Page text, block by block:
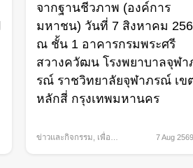
จากฐานชีวภาพ (องค์การ
มหาชน) วันที่ 7 สิงหาคม
ณ ชั้น 1 อาคารกรมพระศรี
สวางควัฒน โรงพยาบาลจุฬา
รณ์ ราชวิทยาลัยจุฬาภรณ์ เข
หลักสี่ กรุงเทพมหานคร
ข่าวและกิจกรรม
เพื่อ
7 Aug 2569